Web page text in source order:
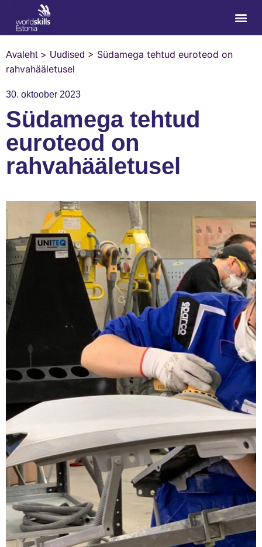
Avaleht> Uudised > Südamega tehtud euroteod on
rahvahääletusel
30. oktoober 2023
Südamega tehtud
euroteod on
rahvahääletusel